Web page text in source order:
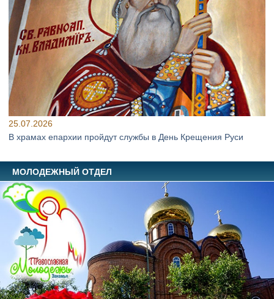
25.07.2026
В храмах епархии пройдут службы в День Крещения Руси
МОЛОДЕЖНЫЙ ОТДЕЛ